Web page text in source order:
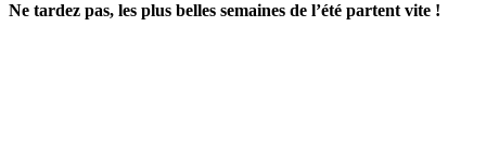
Ne tardez pas, les plus belles semaines de l’été partent vite !